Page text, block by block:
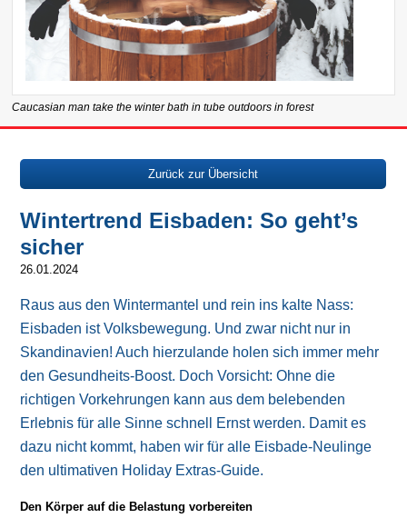
Caucasian man take the winter bath in tube outdoors in forest
Zurück zur Übersicht
Wintertrend Eisbaden: So geht’s
sicher
26.01.2024
Raus aus den Wintermantel und rein ins kalte Nass:
Eisbaden ist Volksbewegung. Und zwar nicht nur in
Skandinavien! Auch hierzulande holen sich immer mehr
den Gesundheits-Boost. Doch Vorsicht: Ohne die
richtigen Vorkehrungen kann aus dem belebenden
Erlebnis für alle Sinne schnell Ernst werden. Damit es
dazu nicht kommt, haben wir für alle Eisbade-Neulinge
den ultimativen Holiday Extras-Guide.
Den Körper auf die Belastung vorbereiten